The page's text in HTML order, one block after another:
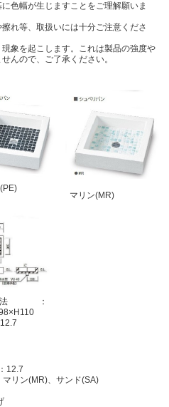
色幅が生じますことをご理解願いま
れ等、取扱いには十分ご注意くださ
象を起こします。これは製品の強度や
んので、ご了承ください。
マリン(MR)
：
12.7
リン(MR)、サンド(SA)